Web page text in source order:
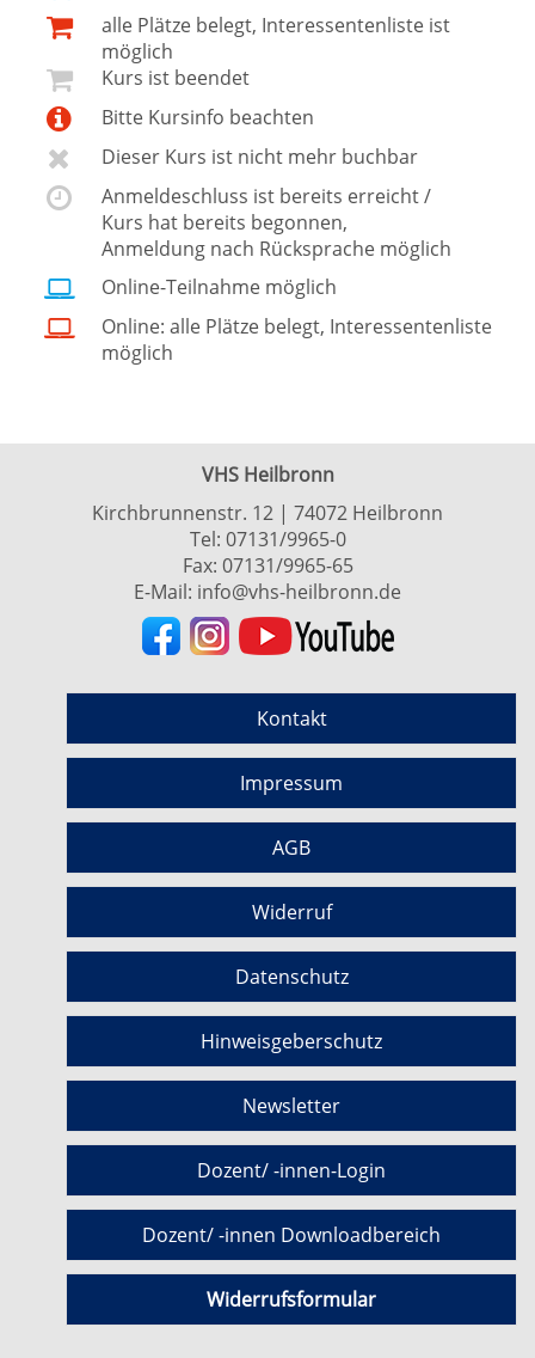
alle Plätze belegt, Interessentenliste ist
möglich
Kurs ist beendet
Bitte Kursinfo beachten
Dieser Kurs ist nicht mehr buchbar
Anmeldeschluss ist bereits erreicht /
Kurs hat bereits begonnen,
Anmeldung nach Rücksprache möglich
Online-Teilnahme möglich
Online: alle Plätze belegt, Interessentenliste
möglich
VHS Heilbronn
Kirchbrunnenstr. 12 | 74072 Heilbronn
Tel: 07131/9965-0
Fax: 07131/9965-65
E-Mail: info@vhs-heilbronn.de
Kontakt
Impressum
AGB
Widerruf
Datenschutz
Hinweisgeberschutz
Newsletter
Dozent/ -innen-Login
Dozent/ -innen Downloadbereich
Widerrufsformular